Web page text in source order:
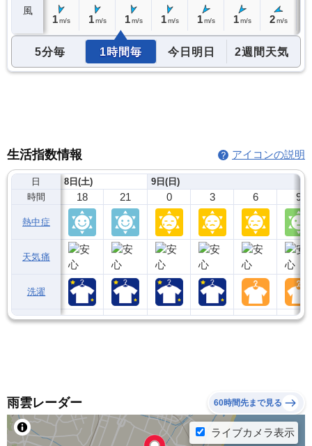
風
1 m/s 1 m/s 1 m/s 1 m/s 1 m/s 1 m/s 2 m/s
5分毎 1時間毎 今日明日 2週間天気
生活指数情報 アイコンの説明
日
時間
熱中症
天気痛
洗濯
8日(土)
18 21
9日(日)
0 3 6 9
雨雲レーダー 60時間先まで見る